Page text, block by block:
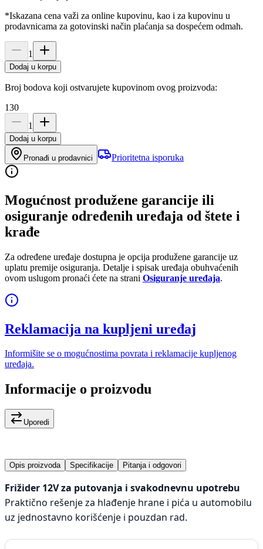
*Iskazana cena važi za online kupovinu, kao i za kupovinu u
prodavnicama za gotovinski način plaćanja sa dospećem odmah.
1
Dodaj u korpu
Broj bodova koji ostvarujete kupovinom ovog proizvoda:
130
1
Dodaj u korpu
Pronađi u prodavnici Prioritetna isporuka
Mogućnost produžene garancije ili
osiguranje određenih uređaja od štete i
krađe
Za određene uređaje dostupna je opcija produžene garancije uz
uplatu premije osiguranja. Detalje i spisak uređaja obuhvaćenih
ovom uslugom pronaći ćete na strani Osiguranje uređaja.
Reklamacija na kupljeni uređaj
Informišite se o mogućnostima povrata i reklamacije kupljenog
uređaja.
Informacije o proizvodu
Uporedi
Opis proizvoda Specifikacije Pitanja i odgovori
Frižider 12V za putovanja i svakodnevnu upotrebu
Praktično rešenje za hlađenje hrane i pića u automobilu
uz jednostavno korišćenje i pouzdan rad.